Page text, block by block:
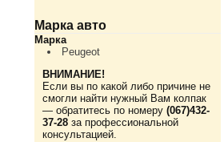
Марка авто
Марка
Peugeot
ВНИМАНИЕ!
Если вы по какой либо причине не
смогли найти нужный Вам колпак
— обратитесь по номеру (067)432-
37-28 за профессиональной
консультацией.